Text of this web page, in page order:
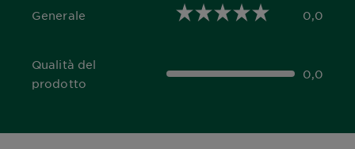
Generale
0,0 out of 5 stars 0,0
Qualità del
prodotto
0,0 out of 5 stars 0,0